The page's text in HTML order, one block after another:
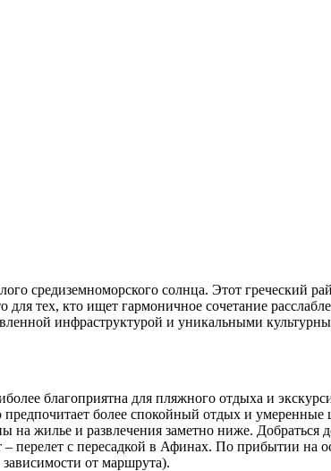
средиземноморского солнца. Этот греческий
тех, кто ищет гармоничное сочетание
инфраструктурой и уникальными
благоприятна для пляжного отдыха и
предпочитает более спокойный отдых и
на жилье и развлечения заметно ниже.
перелет с пересадкой в Афинах. По прибытии на
от маршрута).